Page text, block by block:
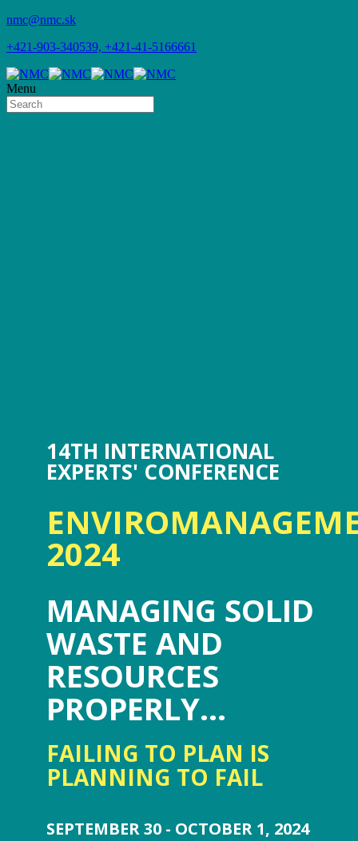
nmc@nmc.sk
+421-903-340539, +421-41-5166661
Menu
14TH INTERNATIONAL
EXPERTS' CONFERENCE
2024
MANAGING SOLID
WASTE AND
RESOURCES
PROPERLY...
FAILING TO PLAN IS
PLANNING TO FAIL
SEPTEMBER 30 - OCTOBER 1, 2024